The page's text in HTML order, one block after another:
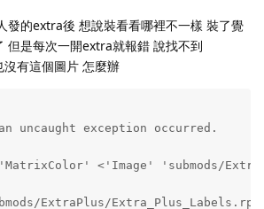
發的extra後 想說裝看看哪裡不一樣 裝了覺
但是每次一開extra就報錯 說找不到
有這個圖片 怎麼辦